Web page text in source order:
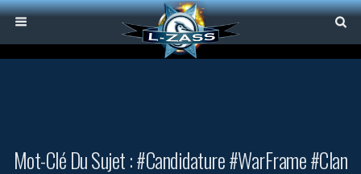
Mot-Clé Du Sujet : #Candidature #WarFrame #Clan